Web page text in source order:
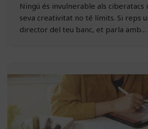
Ningú és invulnerable als ciberatacs
seva creativitat no té límits. Si reps
director del teu banc, et parla amb…